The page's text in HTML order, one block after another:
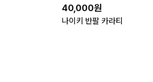
40,000원
나이키 반팔 카라티